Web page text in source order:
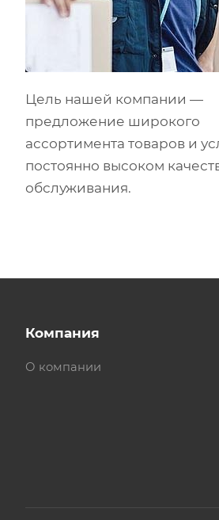
Цель нашей компании —
предложение широкого
ассортимента товаров и
постоянно высоком
обслуживания.
Компания
О компании